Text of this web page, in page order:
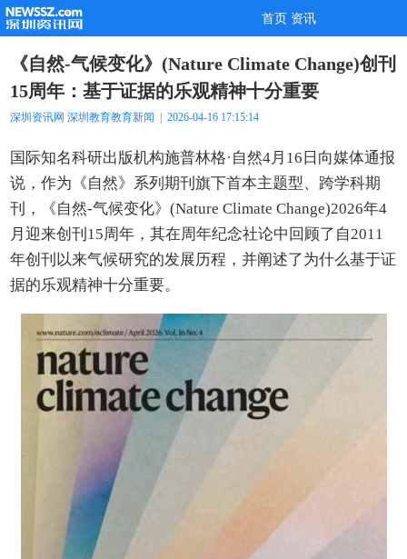
首页 资讯
《自然-气候变化》(Nature Climate Change)创刊
15周年：基于证据的乐观精神十分重要
深圳资讯网 深圳教育教育新闻 | 2026-04-16 17:15:14
国际知名科研出版机构施普林格·自然4月16日向媒体通报
说，作为《自然》系列期刊旗下首本主题型、跨学科期
刊，《自然-气候变化》(Nature Climate Change)2026年4
月迎来创刊15周年，其在周年纪念社论中回顾了自2011
年创刊以来气候研究的发展历程，并阐述了为什么基于证
据的乐观精神十分重要。